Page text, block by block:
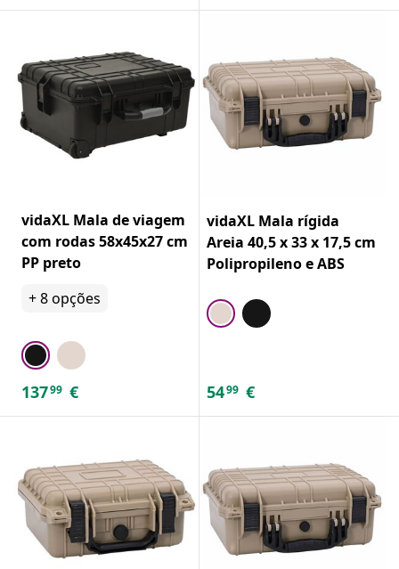
vidaXL Mala de viagem
com rodas 58x45x27 cm
PP preto
+8opções
13799 €
vidaXL Mala rígida
Areia 40,5 x 33 x 17,5 cm
Polipropileno e ABS
5499 €